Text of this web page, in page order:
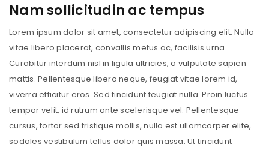
Nam sollicitudin ac tempus
Lorem ipsum dolor sit amet, consectetur adipiscing elit. Nulla
vitae libero placerat, convallis metus ac, facilisis urna.
Curabitur interdum nisl in ligula ultricies, a vulputate sapien
mattis. Pellentesque libero neque, feugiat vitae lorem id,
viverra efficitur eros. Sed tincidunt feugiat nulla. Proin luctus
tempor velit, id rutrum ante scelerisque vel. Pellentesque
cursus, tortor sed tristique mollis, nulla est ullamcorper elite,
sodales vestibulum tellus dolor quis massa. Ut tincidunt